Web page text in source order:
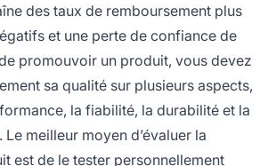
des taux de remboursement plus
et une perte de confiance de
promouvoir un produit, vous devez
sa qualité sur plusieurs aspects,
la fiabilité, la durabilité et la
meilleur moyen d’évaluer la
est de le tester personnellement